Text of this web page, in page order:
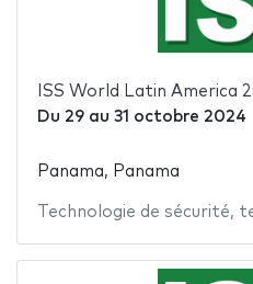
ISS World Latin America
Du 29au 31 octobre 2024
Panama, Panama
Technologie de sécurité,